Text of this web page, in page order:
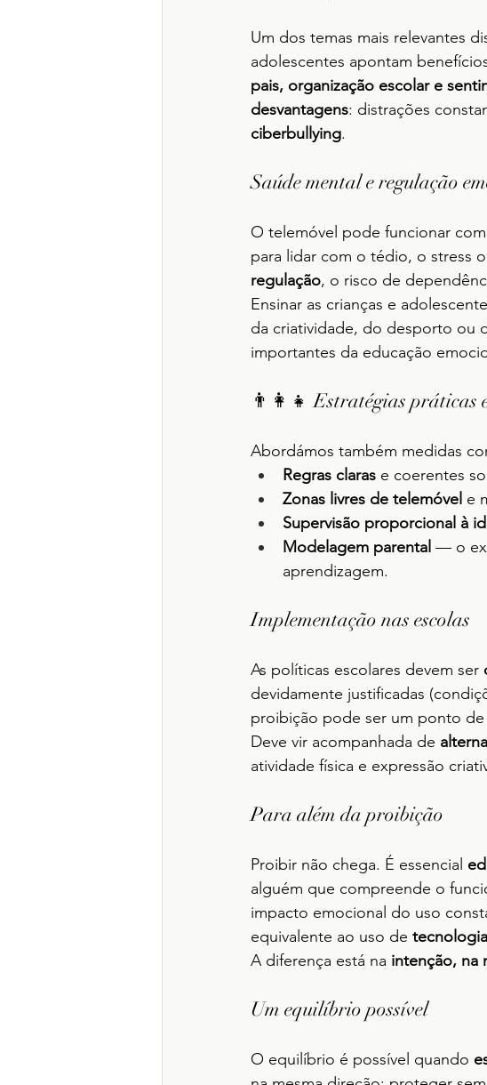
Um dos temas mais relevantes
adolescentes apontam
pais, organização escolar e
desvantagens: distrações
ciberbullying.
Saúde mental e regulação
O telemóvel pode funcionar
para lidar com o tédio, o stress
regulação, o risco de
Ensinar as crianças e
da criatividade, do desporto ou
importantes da educação
👨‍👩‍👧 Estratégias práticas
Abordámos também medidas
Regras claras e coerentes
Zonas livres de telemóvel e
Supervisão proporcional à
Modelagem parental — o
aprendizagem.
Implementação nas escolas
As políticas escolares devem ser
devidamente justificadas
proibição pode ser um ponto
Deve vir acompanhada de
atividade física e expressão
Para além da proibição
Proibir não chega. É essencial
alguém que compreende o
impacto emocional do uso
equivalente ao uso de
A diferença está na intenção, na
Um equilíbrio possível
O equilíbrio é possível quando